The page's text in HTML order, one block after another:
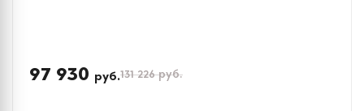
97 930 руб.131 226руб.